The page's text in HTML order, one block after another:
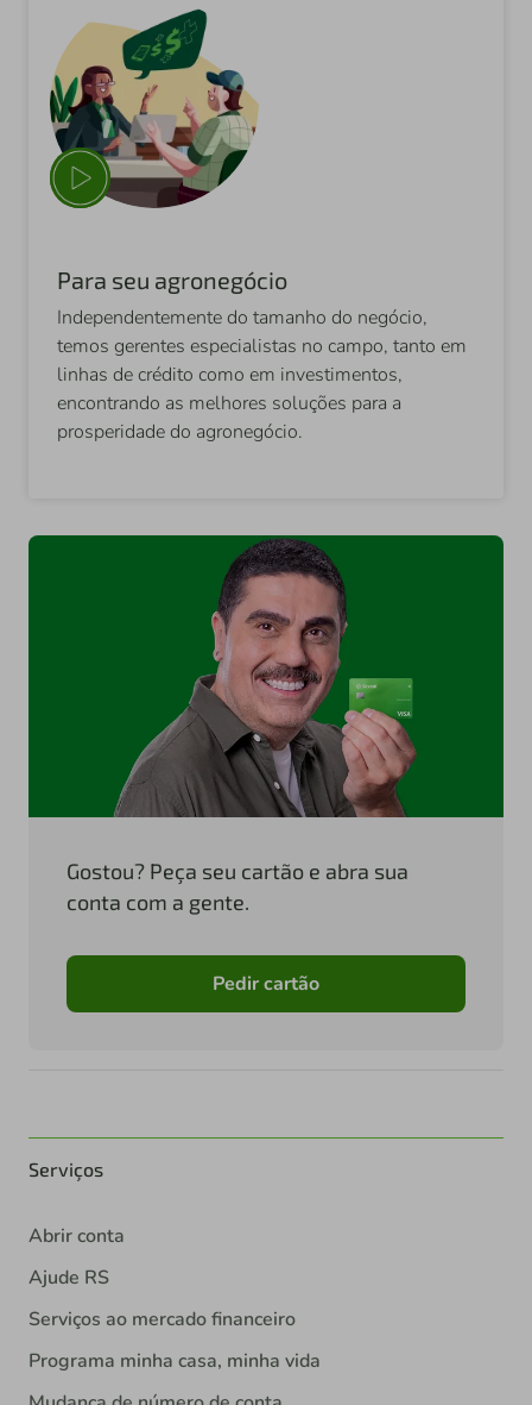
Para seu agronegócio
Independentemente do tamanho do negócio,
temos gerentes especialistas no campo, tanto em
linhas de crédito como em investimentos,
encontrando as melhores soluções para a
prosperidade do agronegócio.
Gostou? Peça seu cartão e abra sua
conta com a gente.
Pedir cartão
Serviços
Abrir conta
Ajude RS
Serviços ao mercado financeiro
Programa minha casa, minha vida